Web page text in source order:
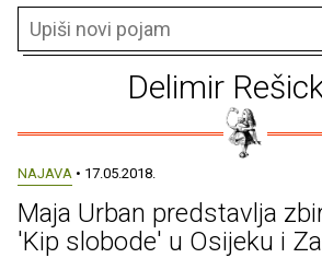
Delimir
NAJAVA • 17.05.2018.
Maja Urban predstavlja
'Kip slobode' u Osijeku i